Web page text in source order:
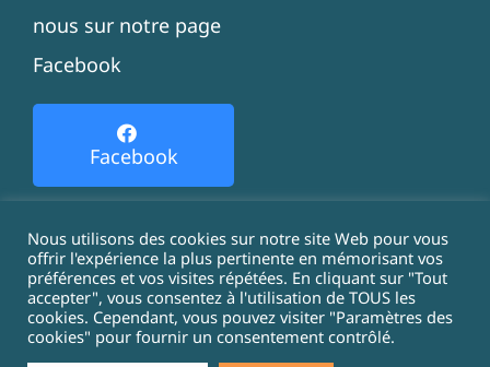
nous sur notre page
Facebook
Facebook
© Copyright 2021 - 2026 |Politique de cookies-
Mentions légales
Nous utilisons des cookies sur notre site Web pour vous
offrir l'expérience la plus pertinente en mémorisant vos
préférences et vos visites répétées. En cliquant sur "Tout
accepter", vous consentez à l'utilisation de TOUS les
cookies. Cependant, vous pouvez visiter "Paramètres des
cookies" pour fournir un consentement contrôlé.